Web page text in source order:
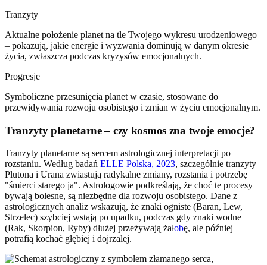
Tranzyty
Aktualne położenie planet na tle Twojego wykresu urodzeniowego
– pokazują, jakie energie i wyzwania dominują w danym okresie
życia, zwłaszcza podczas kryzysów emocjonalnych.
Progresje
Symboliczne przesunięcia planet w czasie, stosowane do
przewidywania rozwoju osobistego i zmian w życiu emocjonalnym.
Tranzyty planetarne – czy kosmos zna twoje emocje?
Tranzyty planetarne są sercem astrologicznej interpretacji po
rozstaniu. Według badań ELLE Polska, 2023, szczególnie tranzyty
Plutona i Urana zwiastują radykalne zmiany, rozstania i potrzebę
"śmierci starego ja". Astrologowie podkreślają, że choć te procesy
bywają bolesne, są niezbędne dla rozwoju osobistego. Dane z
astrologicznych analiz wskazują, że znaki ogniste (Baran, Lew,
Strzelec) szybciej wstają po upadku, podczas gdy znaki wodne
(Rak, Skorpion, Ryby) dłużej przeżywają żałobę, ale później
potrafią kochać głębiej i dojrzalej.